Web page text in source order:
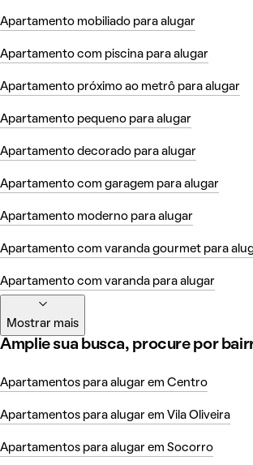
Apartamento mobiliado para alugar
Apartamento com piscina para alugar
Apartamento próximo ao metrô para alugar
Apartamento pequeno para alugar
Apartamento decorado para alugar
Apartamento com garagem para alugar
Apartamento moderno para alugar
Apartamento com varanda gourmet para
Apartamento com varanda para alugar
Mostrar mais
Amplie sua busca, procure por
Apartamentos para alugar em Centro
Apartamentos para alugar em Vila Oliveira
Apartamentos para alugar em Socorro